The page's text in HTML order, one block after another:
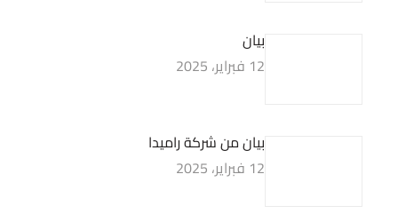
بيان
12 فبراير، 2025
بيان من شركة راميدا
12 فبراير، 2025